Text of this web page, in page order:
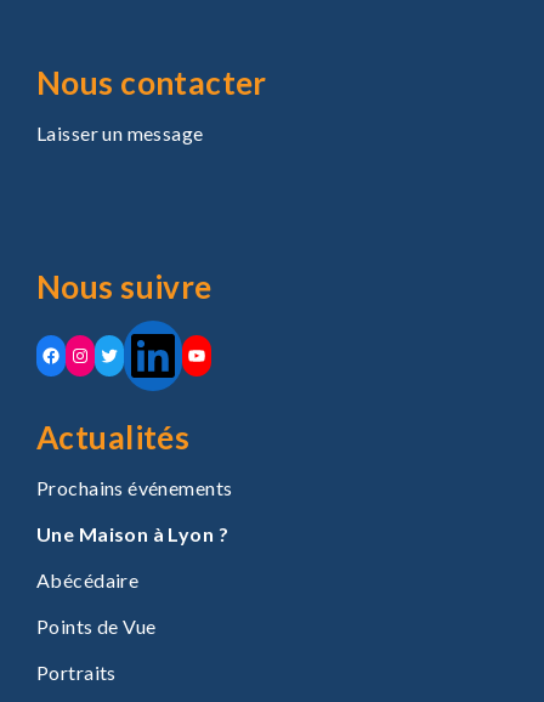
Nous contacter
Laisser un message
Nous suivre
Actualités
Prochains événements
Une Maison à Lyon ?
Abécédaire
Points de Vue
Portraits